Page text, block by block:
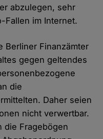
abzulegen, sehr
Fallen im Internet.
Berliner Finanzämter
gegen geltendes
die
Daher seien
nicht verwertbar.
die Fragebögen